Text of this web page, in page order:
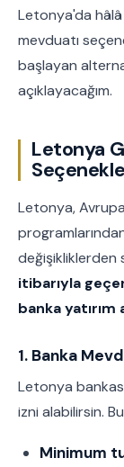
Letonya'da hâlâ
mevduatı
başlayan
açıklayacağım.
Letonya
Letonya,
değişikliklerden
itibarıyla
banka
1. Banka
Letonya
izni alabilirsin.
Minimum